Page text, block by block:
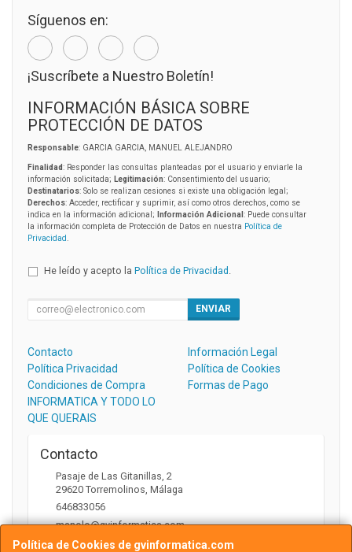
Política de Cookies de gvinformatica.com
Síguenos en:
¡Suscríbete a Nuestro Boletín!
INFORMACIÓN BÁSICA SOBRE
PROTECCIÓN DE DATOS
Responsable: GARCIA GARCIA, MANUEL ALEJANDRO
Finalidad: Responder las consultas planteadas por el usuario y enviarle la
información solicitada; Legitimación: Consentimiento del usuario;
Destinatarios: Solo se realizan cesiones si existe una obligación legal;
Derechos: Acceder, rectificar y suprimir, así como otros derechos, como se
indica en la información adicional;
Información Adicional : Puede consultar
la información completa de Protección de Datos en nuestra Política de
Privacidad
He leído y acepto la Política de Privacidad
ENVIAR
Contacto
Información Legal
Política Privacidad
Política de Cookies
Condiciones de Compra
Formas de Pago
INFORMATICA Y TODO LO
QUE QUERAIS
Contacto
Pasaje de Las Gitanillas, 2
29620 Torremolinos Málaga
646833056
manolo@gvinformatica.com